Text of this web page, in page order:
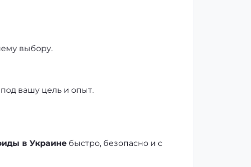
выбору.
вашу цель и опыт.
в Украине быстро, безопасно и с